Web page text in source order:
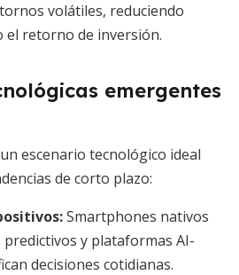
volátiles, reduciendo
el retorno de inversión.
emergentes
escenario tecnológico ideal
de corto plazo:
:Smartphones nativos
predictivos y plataformas AI-
decisiones cotidianas.